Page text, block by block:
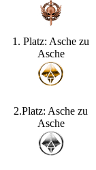
1. Platz: Asche zu
Asche
2.Platz: Asche zu
Asche